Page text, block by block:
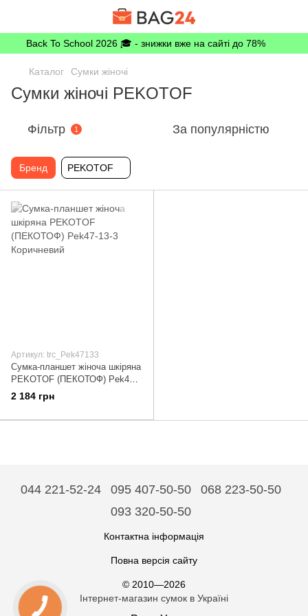
Back To School 2026 🎓 - знижки вже на сайті до 78%
Каталог Сумки жіночі
Сумки жіночі PEKOTOF
Фільтр 1 За популярністю
Бренд PEKOTOF
Артикул: trc_Pek47133
Сумка-планшет жіноча шкіряна
PEKOTOF (ПЕКОТОФ) Pek47-
13-3 Коричневий
2 184 грн
044 221-52-24 095 407-50-50
068 223-50-50
093 320-50-50
Контактна інформація
Повна версія сайту
© 2010—2026
Інтернет-магазин сумок в Україні